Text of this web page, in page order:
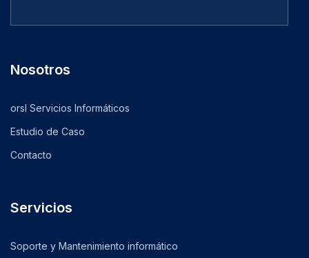
Nosotros
orsl Servicios Informáticos
Estudio de Caso
Contacto
Servicios
Soporte y Mantenimiento informático